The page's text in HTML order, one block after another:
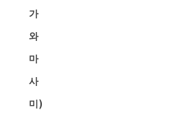
가
와
마
사
미)